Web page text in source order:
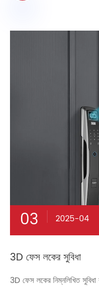
03 2025-04
3D ফেস লকের সুবিধা
3D ফেস লকের নিম্নলিখিত